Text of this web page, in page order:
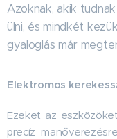
Azoknak, akik
ülni, és mindkét
gyaloglás már
Elektromos
Ezeket az
precíz